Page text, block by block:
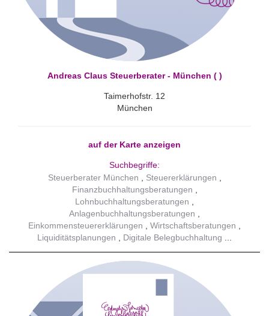
Andreas Claus Steuerberater - München ( )
Taimerhofstr. 12
München
auf der Karte anzeigen
Suchbegriffe:
Steuerberater München
Steuererklärungen
Finanzbuchhaltungsberatungen
Lohnbuchhaltungsberatungen
Anlagenbuchhaltungsberatungen
Einkommensteuererklärungen
Wirtschaftsberatungen
Liquiditätsplanungen
Digitale Belegbuchhaltung